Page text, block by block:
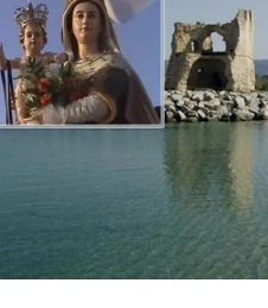
CULTURA
ECONOMIA E LAVORO
EVENTI
Streaming
LAC TV